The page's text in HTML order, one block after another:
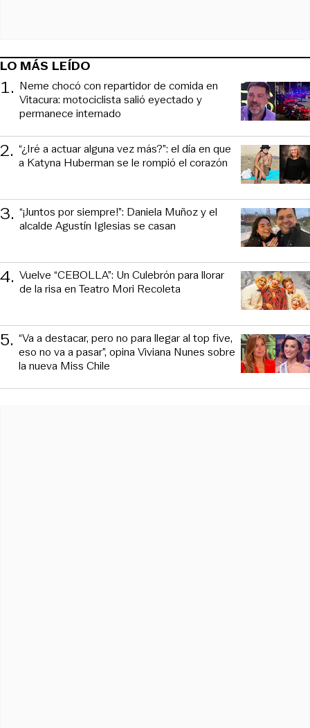
LO MÁS LEÍDO
1. Neme chocó con repartidor de comida en
Vitacura: motociclista salió eyectado y
permanece internado
2. “¿Iré a actuar alguna vez más?”: el día en que
a Katyna Huberman se le rompió el corazón
3. “¡Juntos por siempre!”: Daniela Muñoz y el
alcalde Agustín Iglesias se casan
4. Vuelve “CEBOLLA”: Un Culebrón para llorar
de la risa en Teatro Mori Recoleta
5. “Va a destacar, pero no para llegar al top five,
eso no va a pasar”, opina Viviana Nunes sobre
la nueva Miss Chile